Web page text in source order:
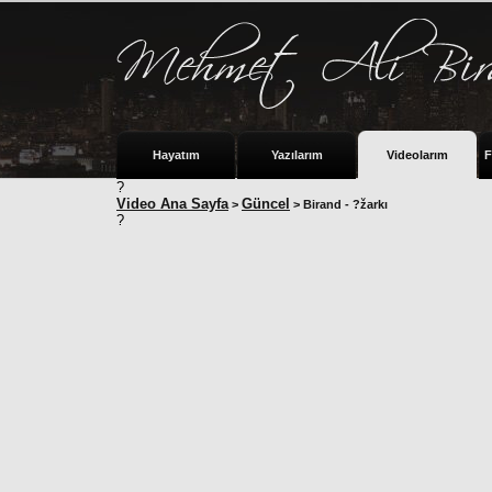
Hayatım Yazılarım Videolarım
?
Video Ana Sayfa > Güncel > Birand - ?žarkı
?